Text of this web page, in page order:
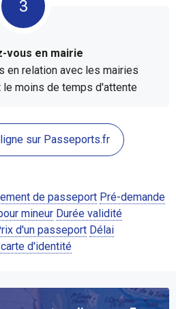
vous en mairie
en relation avec les mairies
moins de temps d'attente
sur Passeports.fr
de passeport Pré-demande
mineur Durée validité
d'un passeport Délai
d'identité